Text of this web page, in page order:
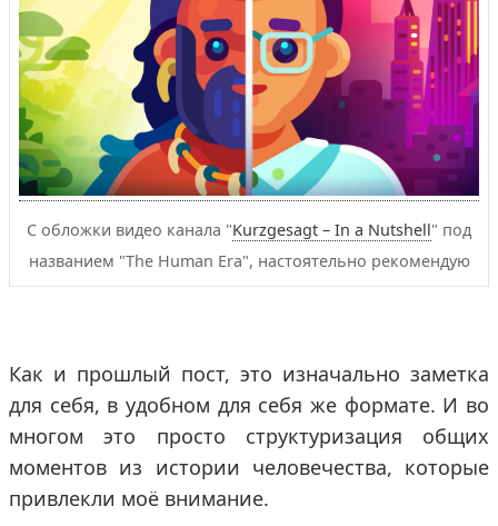
С обложки видео канала "Kurzgesagt – In a Nutshell" под
названием "The Human Era", настоятельно рекомендую
Как и прошлый пост, это изначально заметка
для себя, в удобном для себя же формате. И во
многом это просто структуризация общих
моментов из истории человечества, которые
привлекли моё внимание.